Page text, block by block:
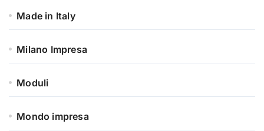
Made in Italy
Milano Impresa
Moduli
Mondo impresa